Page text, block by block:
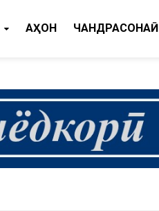
ҶАҲОН ЧАНДРАСОНАӢ